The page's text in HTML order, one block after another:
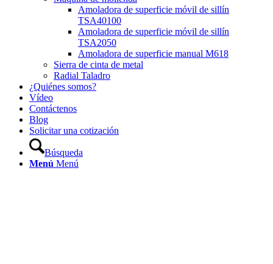
Amoladora de superficie móvil de sillín
TSA40100
Amoladora de superficie móvil de sillín
TSA2050
Amoladora de superficie manual M618
Sierra de cinta de metal
Radial Taladro
¿Quiénes somos?
Vídeo
Contáctenos
Blog
Solicitar una cotización
Búsqueda
Menú Menú